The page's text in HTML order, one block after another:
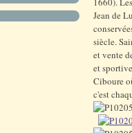
Jean de
siècle.
et vente
et
Ciboure
c'est